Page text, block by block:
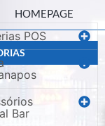
HOMEPAGE
POS
Bar